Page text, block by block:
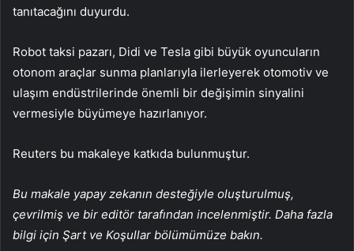
tanıtacağını duyurdu.
Robot taksi pazarı, Didi ve Tesla gibi büyük oyuncuların
otonom araçlar sunma planlarıyla ilerleyerek otomotiv ve
ulaşım endüstrilerinde önemli bir değişimin sinyalini
vermesiyle büyümeye hazırlanıyor.
Reuters bu makaleye katkıda bulunmuştur.
Bu makale yapay zekanın desteğiyle oluşturulmuş,
çevrilmiş ve bir editör tarafından incelenmiştir. Daha fazla
bilgi için Şart ve Koşullar bölümümüze bakın.